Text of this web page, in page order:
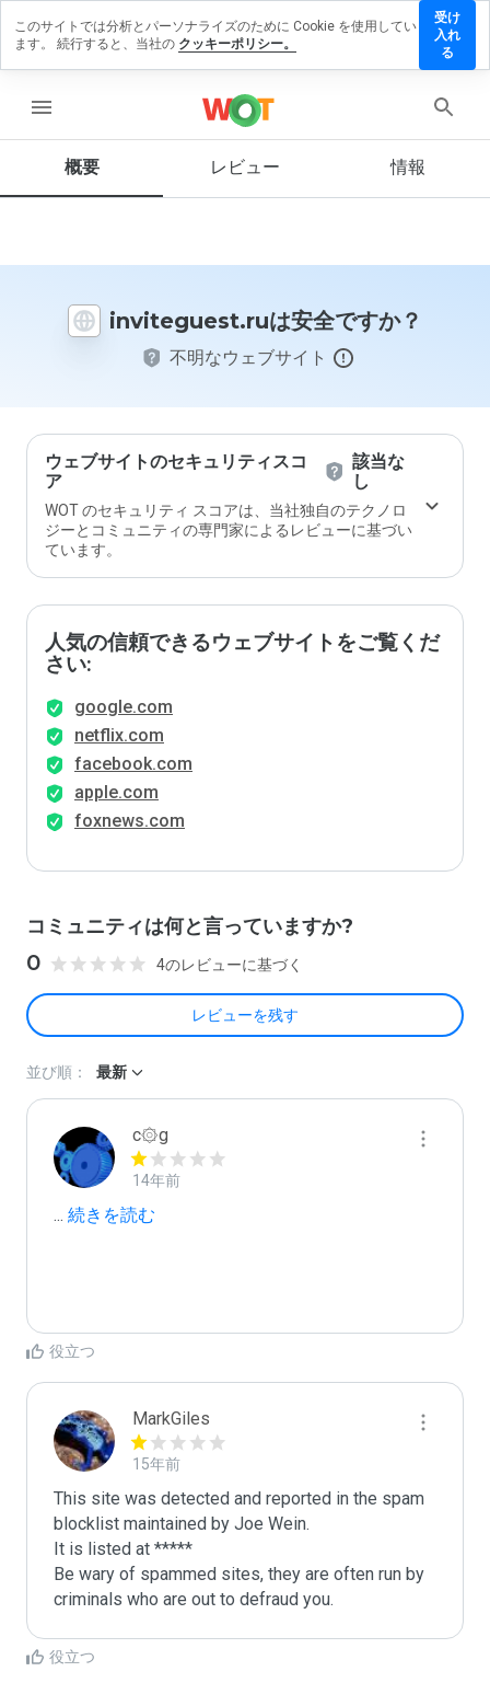
menu
概要 レビュー 情報
inviteguest.ruは安全ですか？
不明なウェブサイト
ウェブサイトのセキュリティスコ
ア
該当な
し
WOT のセキュリティ スコアは、当社独自のテクノロ
ジーとコミュニティの専門家によるレビューに基づい
ています。
人気の信頼できるウェブサイトをご覧くだ
さい:
google.com
netflix.com
facebook.com
apple.com
foxnews.com
コミュニティは何と言っていますか?
0 4のレビューに基づく
レビューを残す
ビュー
す
この
イト
価し
ます
か？
並び順： 最新
c۞g
14年前
... 続きを読む
役立つ
MarkGiles
15年前
This site was detected and reported in the spam
blocklist maintained by Joe Wein.
It is listed at *****
Be wary of spammed sites, they are often run by
criminals who are out to defraud you.
役立つ
このサイトでは分析とパーソナライズのために Cookie を使用してい
ます。 続行すると、当社の クッキーポリシー。
受け
入れ
る